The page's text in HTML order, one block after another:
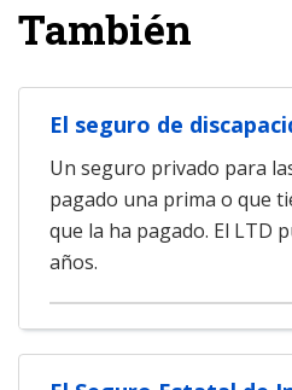
También
El seguro de
Un seguro privado para
pagado una prima o que
que la ha pagado. El LTD
años.